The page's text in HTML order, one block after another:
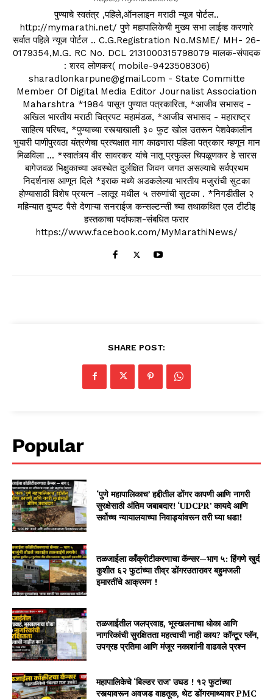
पुण्याचे स्वतंत्र ,पहिले,ऑनलाइन मराठी न्यूज पोर्टल..
http://mymarathi.net/ पुणे महापालिकेची मुख्य सभा लाईव्ह करणारे
सर्वात पहिले न्यूज पोर्टल .. C.G.Registration No.MSME/ MH- 26-
0179354,M.G. RC No. DCL 2131000315798079 मालक-संपादक
: शरद लोणकर( mobile-9423508306)
sharadlonkarpune@gmail.com - State Committe
Member Of Digital Media Editor Journalist Association
Maharshtra *1984 पासून पुण्यात पत्रकारिता, *आजीव सभासद -
अखिल भारतीय मराठी चित्रपट महामंडळ, *आजीव सभासद - महाराष्ट्र
साहित्य परिषद, *पुण्याच्या रस्त्याखाली ३० फुट खोल उतरून पेशवेकालीन
भुयारी पाणीपुरवठा यंत्रणेचा प्रत्यक्षात माग काढणारा पहिला पत्रकार म्हणून मान
मिळविला ... *स्वातंत्र्य वीर सावरकर यांचे नातू प्रफुल्ल चिपळूणकर हे सारस
बागेजवळ भिक्षुकाच्या अवस्थेत दुर्लक्षित जिवन जगत असल्याचे सर्वप्रथम
निदर्शनास आणून दिले *इराक मध्ये अडकलेल्या भारतीय मजुरांची सुटका
होण्यासाठी विशेष प्रयत्न -लातूर मधील ५ तरुणांची सुटका . *निगडीतील २
महिन्यात दुप्पट पैसे देणाऱ्या सनराईज कन्सल्टन्सी च्या तथाकथित एल टीटीइ
हस्तकाचा पर्दाफाश-संबधित फरार
https://www.facebook.com/MyMarathiNews/
SHARE POST:
Popular
‘पुणे महापालिकाच’ हद्दीतील डोंगर कापणी आणि नागरी
सुरक्षेसाठी अंतिम जबाबदार! ‘UDCPR’ कायदे आणि
सर्वोच्च न्यायालयाच्या निवाड्यांवरून तरी घ्या धडा!
तळजाईला काँक्रीटीकरणाचा कॅन्सर—भाग ५: हिंगणे खुर्द
कुशीत ६२ फुटांच्या तीव्र डोंगरउतारावर बहुमजली
इमारतींचे आक्रमण !
तळजाईतील जलप्रवाह, भूस्खलनाचा धोका आणि
नागरिकांची सुरक्षितता महत्वाची नाही काय? कॉन्टूर प्लॅन,
उपग्रह प्रतिमा आणि मंजूर नकाशांनी वाढवले प्रश्न
महापालिकेचे ‘बिल्डर राज’ उघड ! १२ फुटांच्या
रस्त्यावरून अवजड वाहतूक, थेट डोंगरमाथ्यावर PMC